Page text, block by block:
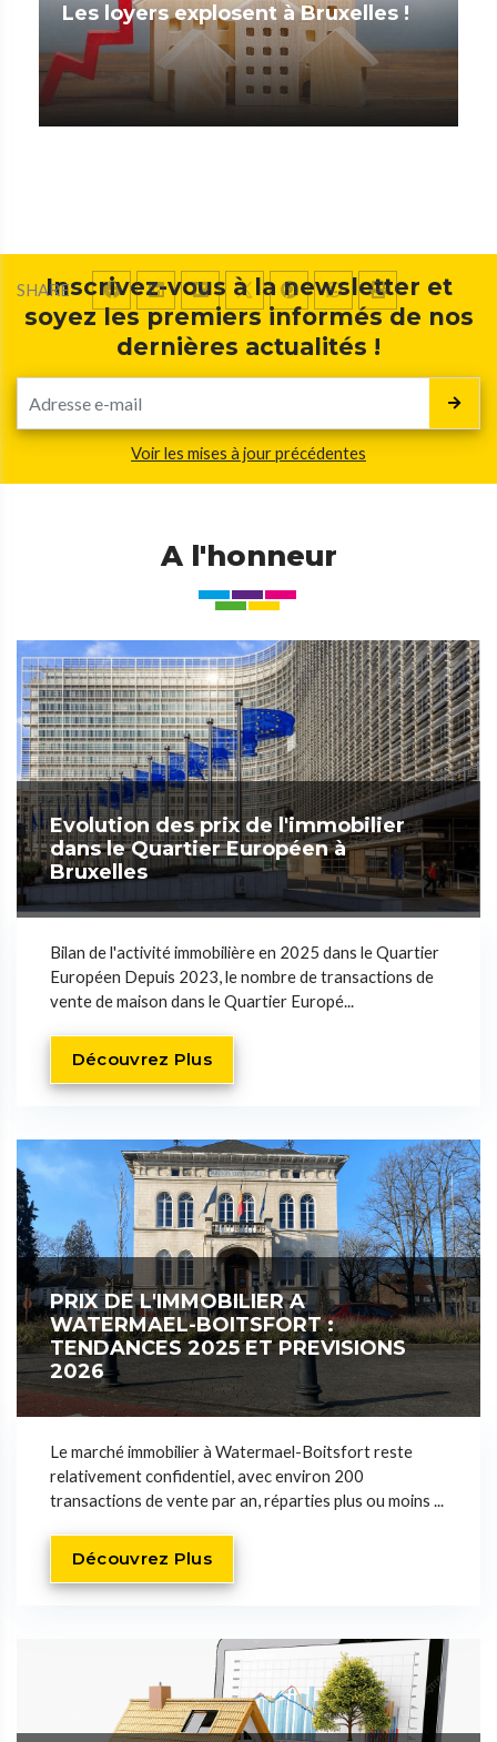
SHARE
Les loyers explosent à Bruxelles !
Inscrivez-vous à la newsletter et
soyez les premiers informés de nos
dernières actualités !
Voir les mises à jour précédentes
A l'honneur
Evolution des prix de l'immobilier
dans le Quartier Européen à
Bruxelles
Bilan de l'activité immobilière en 2025 dans le Quartier
Européen Depuis 2023, le nombre de transactions de
vente de maison dans le Quartier Europé...
Découvrez Plus
PRIX DE L'IMMOBILIER A
WATERMAEL-BOITSFORT :
TENDANCES 2025 ET PREVISIONS
2026
Le marché immobilier à Watermael-Boitsfort reste
relativement confidentiel, avec environ 200
transactions de vente par an, réparties plus ou moins ...
Découvrez Plus